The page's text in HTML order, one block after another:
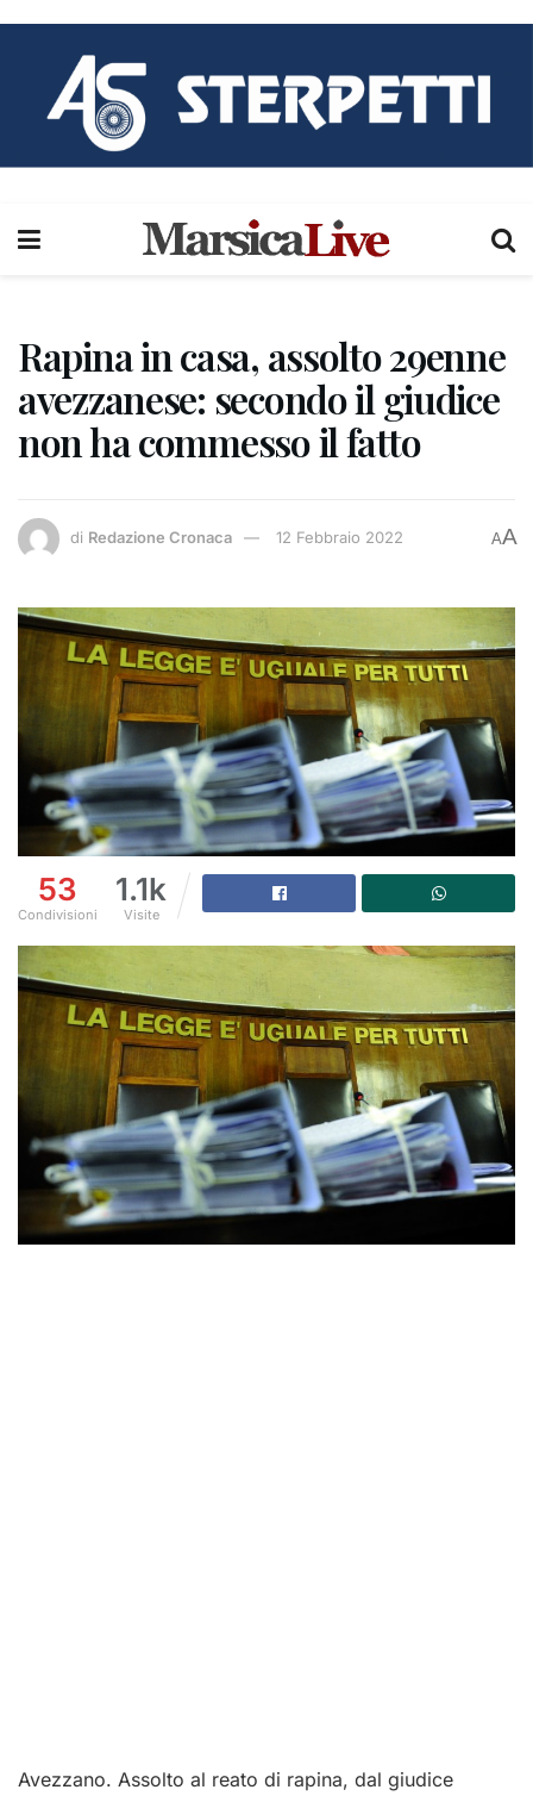
Rapina in casa, assolto 29enne
avezzanese: secondo il giudice
non ha commesso il fatto
di Redazione Cronaca 12 Febbraio 2022 AA
53
Condivisioni
1.1k
Visite
Avezzano. Assolto al reato di rapina, dal giudice